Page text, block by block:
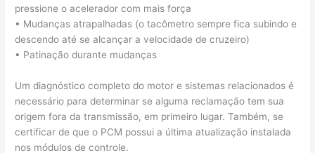
pressione o acelerador com mais força
• Mudanças atrapalhadas (o tacômetro sempre fica subindo e
descendo até se alcançar a velocidade de cruzeiro)
• Patinação durante mudanças
Um diagnóstico completo do motor e sistemas relacionados é
necessário para determinar se alguma reclamação tem sua
origem fora da transmissão, em primeiro lugar. Também, se
certificar de que o PCM possui a última atualização instalada
nos módulos de controle.